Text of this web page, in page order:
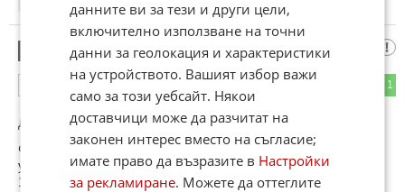
Айде де нескъпа?
1
До коментар#4от "Феодалното Робство !":
Феодално робство-да, ама "капитализъм" при днешните
управляващи от кпсс/бкп??? Същото като от 1944г. до
1989г.!
данните ви за тези и други цели,
включително използване на точни
данни за геолокация и характеристики
на устройството. Вашият избор важи
само за този уебсайт. Някои
доставчици може да разчитат на
законен интерес вместо на съгласие;
имате право да възразите в Настройки
за рекламиране. Можете да оттеглите